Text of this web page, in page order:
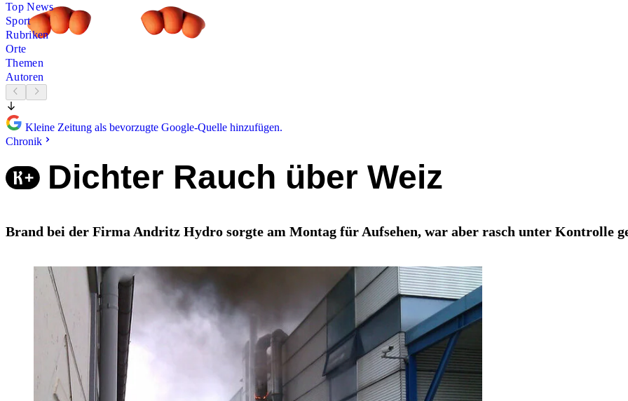
Top News
Sport
Rubriken
Orte
Themen
Autoren
Kleine Zeitung als bevorzugte Google-Quelle hinzufügen.
Chronik
Dichter Rauch über Weiz
Brand bei der Firma Andritz Hydro sorgte am Montag für Aufsehen, war aber rasch unter Kontrolle